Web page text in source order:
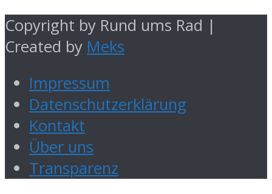
Copyright by Rund ums Rad |
Created by Meks
Impressum
Datenschutzerklärung
Kontakt
Über uns
Transparenz